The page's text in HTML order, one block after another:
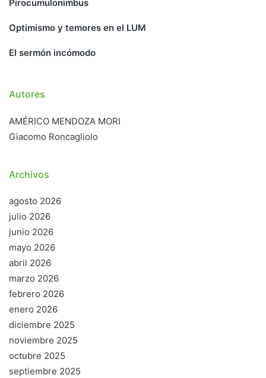
Pirocumulonimbus
Optimismo y temores en el LUM
El sermón incómodo
Autores
AMÉRICO MENDOZA MORI
Giacomo Roncagliolo
Archivos
agosto 2026
julio 2026
junio 2026
mayo 2026
abril 2026
marzo 2026
febrero 2026
enero 2026
diciembre 2025
noviembre 2025
octubre 2025
septiembre 2025